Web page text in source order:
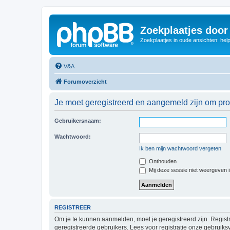
Zoekplaatjes
Zoekplaatjes in oude ansichten:
V&A
Forumoverzicht
Je moet geregistreerd en aangemeld zijn om
Gebruikersnaam:
Wachtwoord:
Ik ben mijn wachtwoord vergeten
Onthouden
Mij deze sessie niet weergeven
REGISTREER
Om je te kunnen aanmelden, moet je geregistreerd zijn.
geregistreerde gebruikers. Lees voor registratie onze